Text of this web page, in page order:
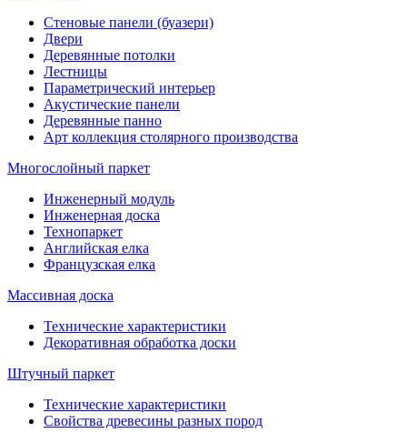
Стеновые панели (буазери)
Двери
Деревянные потолки
Лестницы
Параметрический интерьер
Акустические панели
Деревянные панно
Арт коллекция столярного производства
Многослойный паркет
Инженерный модуль
Инженерная доска
Технопаркет
Английская елка
Французская елка
Массивная доска
Технические характеристики
Декоративная обработка доски
Штучный паркет
Технические характеристики
Свойства древесины разных пород